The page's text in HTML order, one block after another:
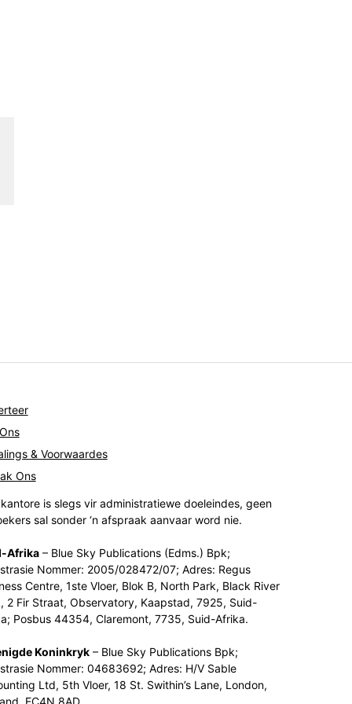
& Voorwaardes
Ons
is slegs vir administratiewe doeleindes, geen
sal sonder ‘n afspraak aanvaar word nie.
Afrika– Blue Sky Publications (Edms.) Bpk;
Nommer: 2005/028472/07; Adres: Regus
Centre, 1ste Vloer, Blok B, North Park, Black River
2 Fir Straat, Observatory, Kaapstad, 7925, Suid-
Posbus 44354, Claremont, 7735, Suid-Afrika.
Koninkryk– Blue Sky Publications Bpk;
Nommer: 04683692; Adres: H/V Sable
Ltd, 5th Vloer, 18 St. Swithin’s Lane, London,